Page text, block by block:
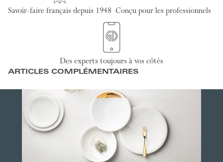
Savoir-faire français depuis 1948 Conçu pour les professionnels
Des experts toujours à vos côtés
ARTICLES COMPLÉMENTAIRES